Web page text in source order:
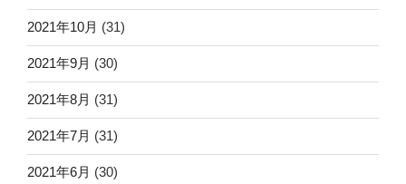
2021年10月 (31)
2021年9月 (30)
2021年8月 (31)
2021年7月 (31)
2021年6月 (30)